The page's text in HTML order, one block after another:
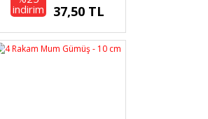
indirim 37,50 TL